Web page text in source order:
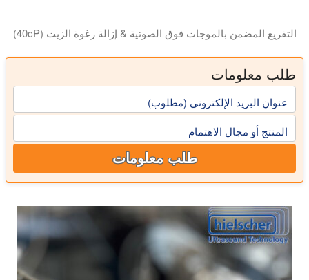
التفريغ المضمن بالموجات فوق الصوتية & إزالة رغوة الزيت (40cP)
طلب معلومات
عنوان البريد الإلكتروني (مطلوب)
المنتج أو مجال الاهتمام
طلب معلومات